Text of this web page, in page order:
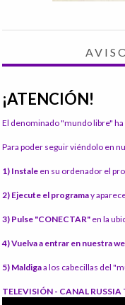
¡ATENCIÓN!
El denominado "mundo libre" ha
Para poder seguir viéndolo en
1) Instale en su ordenador el
2) Ejecute el programay
3) Pulse "CONECTAR" en la
4) Vuelva a entrar en nuestra
5) Maldigaa los cabecillas del
TELEVISIÓN - CANAL RUSSIA